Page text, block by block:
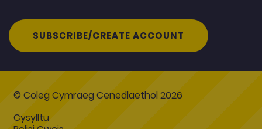
SUBSCRIBE/CREATE ACCOUNT
© Coleg Cymraeg Cenedlaethol 2026
Cysylltu